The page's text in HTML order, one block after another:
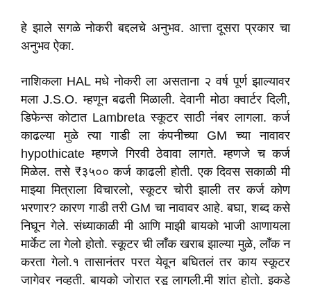
हे झाले सगळे नोकरी बद्दलचे अनुभव. आत्ता दूसरा प्रकार चा
अनुभव ऐका.
नाशिकला HAL मधे नोकरी ला असताना २ वर्ष पूर्ण झाल्यावर
मला J.S.O. म्हणून बढती मिळाली. देवानी मोठा क्वार्टर दिली,
डिफेन्स कोटात Lambreta स्कूटर साठी नंबर लागला. कर्ज
काढल्या मुळे त्या गाडी ला कंपनीच्या GM च्या नावावर
hypothicate म्हणजे गिरवी ठेवावा लागते. म्हणजे च कर्ज
मिळेल. तसे ₹३५०० कर्ज काढली होती. एक दिवस सकाळी मी
माझ्या मित्राला विचारलो, स्कूटर चोरी झाली तर कर्ज कोण
भरणार? कारण गाडी तरी GM चा नावावर आहे. बघा, शब्द कसे
निघून गेले. संध्याकाळी मी आणि माझी बायको भाजी आणायला
मार्केट ला गेलो होतो. स्कूटर ची लाँक खराब झाल्या मुळे, लाँक न
करता गेलो.१ तासानंतर परत येवून बघितलं तर काय स्कूटर
जागेवर नव्हती. बायको जोरात रडू लागली.मी शांत होतो. इकडे